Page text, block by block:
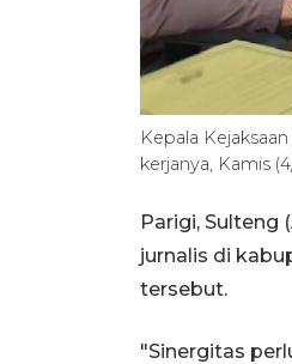
Kepala
kerjanya, Kamis
Parigi, Sulteng
jurnalis di
tersebut.
"Sinergitas